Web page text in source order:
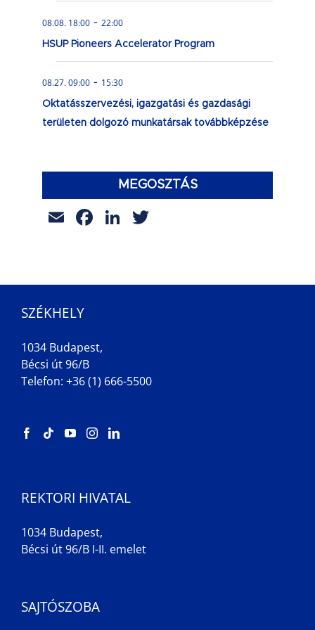
08.08. 18:00 - 22:00
HSUP Pioneers Accelerator Program
08.27. 09:00 - 15:30
Oktatásszervezési, igazgatási és gazdasági
területen dolgozó munkatársak továbbképzése
MEGOSZTÁS
EmailFacebook
LinkedIn
SZÉKHELY
1034 Budapest,
Bécsi út 96/B
Telefon: +36 (1) 666-5500
REKTORI HIVATAL
1034 Budapest,
Bécsi út 96/B I-II. emelet
SAJTÓSZOBA